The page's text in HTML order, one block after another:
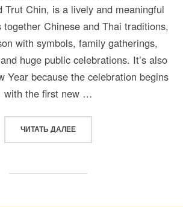
Trut Chin, is a lively and meaningful
Chinese and Thai traditions,
with symbols, family gatherings,
huge public celebrations. It’s also
Year because the celebration begins
with the first new …
ЧИТАТЬ ДАЛЕЕ